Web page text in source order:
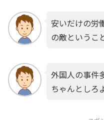
安いだけの労
の敵というこ
外国人の事件
ちゃんとしろ